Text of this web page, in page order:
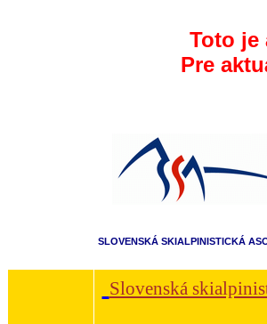
Toto je
Pre
SLOVENSKÁ SKIALPINISTICKÁ
Slovenská